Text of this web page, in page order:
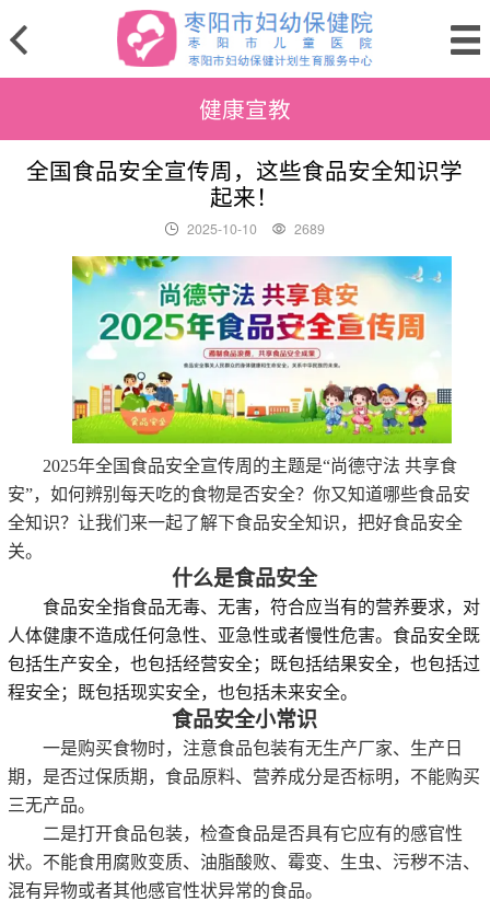
健康宣教
全国食品安全宣传周，这些食品安全知识学
起来！
2025-10-10 2689
2025年全国食品安全宣传周的主题是“尚德守法 共享食
安”， 如何辨别每天吃的食物是否安全？你又知道哪些食品安
全知识？让我们来一起了解下食品安全知识，把好食品安全
关。
什么是食品安全
食品安全指食品无毒、无害，符合应当有的营养要求，对
人体健康不造成任何急性、亚急性或者慢性危害。食品安全既
包括生产安全，也包括经营安全；既包括结果安全，也包括过
程安全；既包括现实安全，也包括未来安全。
食品安全小常识
一是购买食物时，注意食品包装有无生产厂家、生产日
期，是否过保质期，食品原料、营养成分是否标明，不能购买
三无产品。
二是打开食品包装，检查食品是否具有它应有的感官性
状。不能食用腐败变质、油脂酸败、霉变、生虫、污秽不洁、
混有异物或者其他感官性状异常的食品。